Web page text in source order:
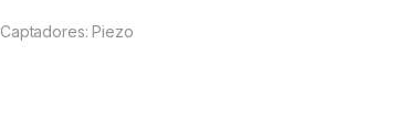
Captadores: Piezo